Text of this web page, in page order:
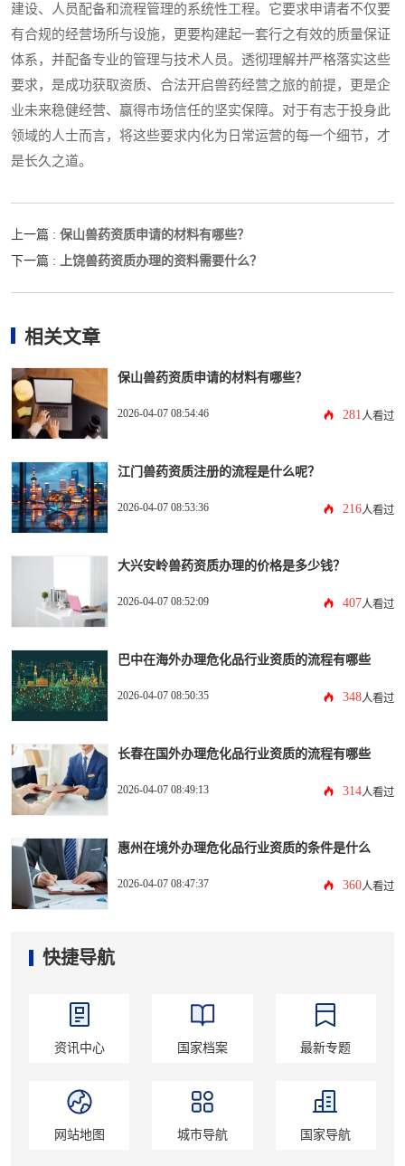
建设、人员配备和流程管理的系统性工程。它要求申请者不仅要
有合规的经营场所与设施，更要构建起一套行之有效的质量保证
体系，并配备专业的管理与技术人员。透彻理解并严格落实这些
要求，是成功获取资质、合法开启兽药经营之旅的前提，更是企
业未来稳健经营、赢得市场信任的坚实保障。对于有志于投身此
领域的人士而言，将这些要求内化为日常运营的每一个细节，才
是长久之道。
上一篇 : 保山兽药资质申请的材料有哪些？
下一篇 : 上饶兽药资质办理的资料需要什么？
相关文章
保山兽药资质申请的材料有哪些？
2026-04-07 08:54:46 281 人看过
江门兽药资质注册的流程是什么呢？
2026-04-07 08:53:36 216人看过
大兴安岭兽药资质办理的价格是多少钱？
2026-04-07 08:52:09 407人看过
巴中在海外办理危化品行业资质的流程有哪些
2026-04-07 08:50:35 348人看过
长春在国外办理危化品行业资质的流程有哪些
2026-04-07 08:49:13 314人看过
惠州在境外办理危化品行业资质的条件是什么
2026-04-07 08:47:37 360人看过
快捷导航
资讯中心 国家档案 最新专题
网站地图 城市导航 国家导航